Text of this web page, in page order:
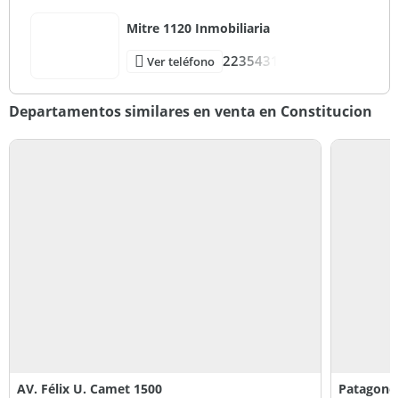
Mitre 1120 Inmobiliaria
Ver teléfono 2235431
Departamentos similares en venta en Constitucion
AV. Félix U. Camet 1500